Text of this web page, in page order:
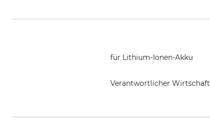
für Lithium-Ionen-Akku
Verantwortlicher